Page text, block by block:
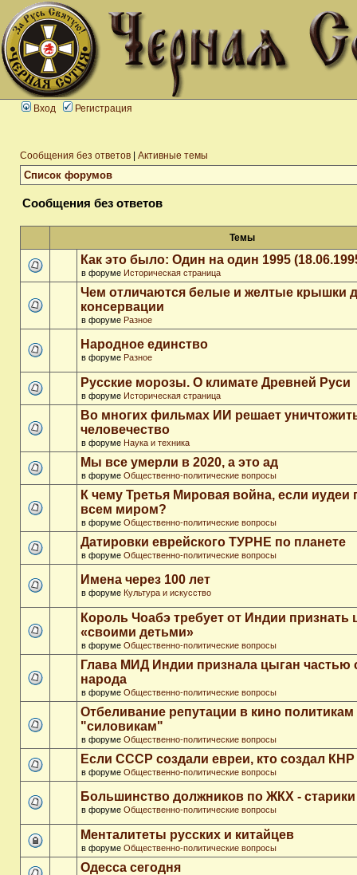
Вход Регистрация
Сообщения без ответов Активные темы
Список форумов
Сообщения без ответов
Темы
Как это было: Один на один 1995
в форуме Историческая страница
Чем отличаются белые и желтые крышки
консервации
в форуме Разное
Народное единство
в форуме Разное
Русские морозы. О климате Древней Руси
в форуме Историческая страница
Во многих фильмах ИИ решает
человечество
в форуме Наука и техника
Мы все умерли в 2020, а это ад
в форуме Общественно-политические вопросы
К чему Третья Мировая война, если иудеи
всем миром?
в форуме Общественно-политические вопросы
Датировки еврейского ТУРНЕ по планете
в форуме Общественно-политические вопросы
Имена через 100 лет
в форуме Культура и искусство
Король Чоабэ требует от Индии признать
«своими детьми»
в форуме Общественно-политические вопросы
Глава МИД Индии признала цыган частью
народа
в форуме Общественно-политические вопросы
Отбеливание репутации в кино политикам
"силовикам"
в форуме Общественно-политические вопросы
Если СССР создали евреи, кто создал
в форуме Общественно-политические вопросы
Большинство должников по ЖКХ - старики
в форуме Общественно-политические вопросы
Менталитеты русских и китайцев
в форуме Общественно-политические вопросы
Одесса сегодня